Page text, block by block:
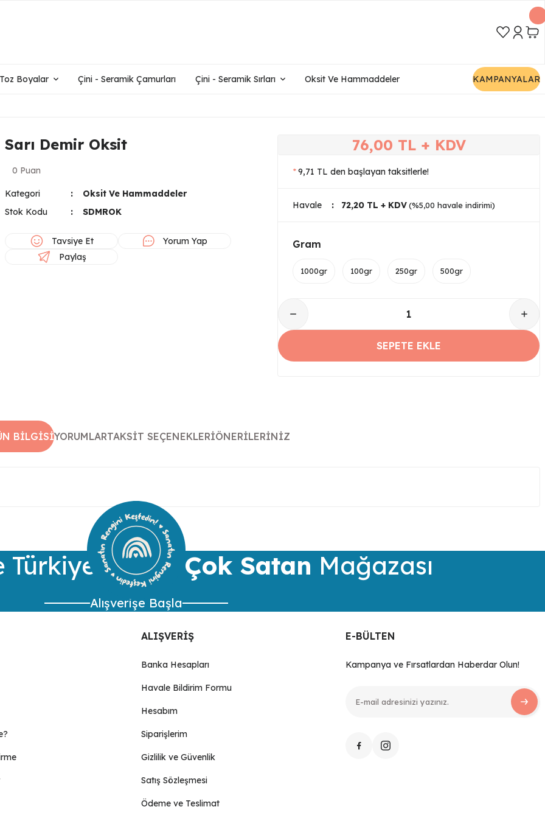
Toz Boyalar Çini - Seramik Çamurları Çini - Seramik Sırları Oksit Ve Hammaddeler KAMPANYALAR
Sarı Demir Oksit
0 Puan
Kategori
Oksit Ve Hammaddeler
Stok Kodu
SDMROK
Tavsiye Et
Yorum Yap
Paylaş
76,00 TL + KDV
*9,71 TL den başlayan taksitlerle!
Havale 72,20 TL + KDV (%5,00 havale indirimi)
Gram
1000gr 100gr 250gr 500gr
SEPETE EKLE
BILGISIYORUMLARTAKSIT SEÇENEKLERIÖNERILERINIZ
Bu ürüne ilk yorumu siz yapın!
Yorum YazEn Çok Satan Mağazası
Alışverişe Başla
ALIŞVERİŞ
Banka Hesapları
Havale Bildirim Formu
Hesabım
Siparişlerim
Gizlilik ve Güvenlik
Satış Sözleşmesi
Ödeme ve Teslimat
E-BÜLTEN
Kampanya ve Fırsatlardan Haberdar Olun!